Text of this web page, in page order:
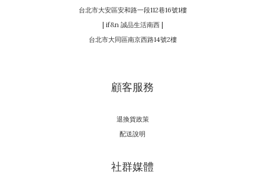
台北市大安區安和路一段112巷16號1樓
| if&n 誠品生活南西 |
台北市大同區南京西路14號2樓
顧客服務
退換貨政策
配送說明
社群媒體